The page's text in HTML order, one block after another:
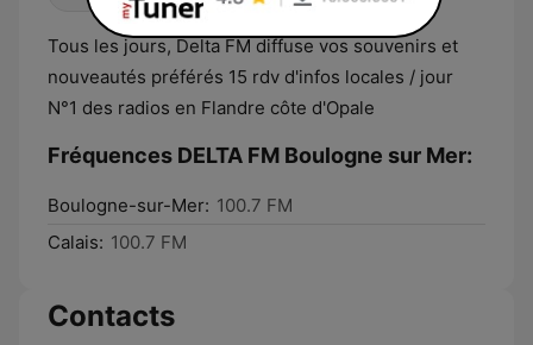
Tous les jours, Delta FM diffuse vos souvenirs et
nouveautés préférés 15 rdv d'infos locales / jour
N°1 des radios en Flandre côte d'Opale
Fréquences DELTA FM Boulogne sur Mer:
Boulogne-sur-Mer: 100.7 FM
Calais: 100.7 FM
Contacts